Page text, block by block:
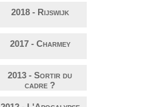
2018 - Rijswijk
2017 - Charmey
2013 - Sortir du
cadre ?